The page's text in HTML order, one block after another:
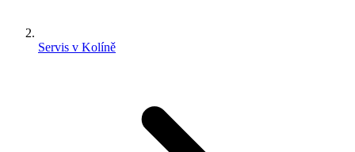
Servis v Kolíně